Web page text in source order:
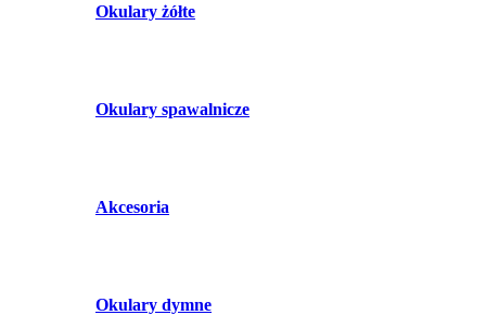
Okulary żółte
Okulary spawalnicze
Akcesoria
Okulary dymne